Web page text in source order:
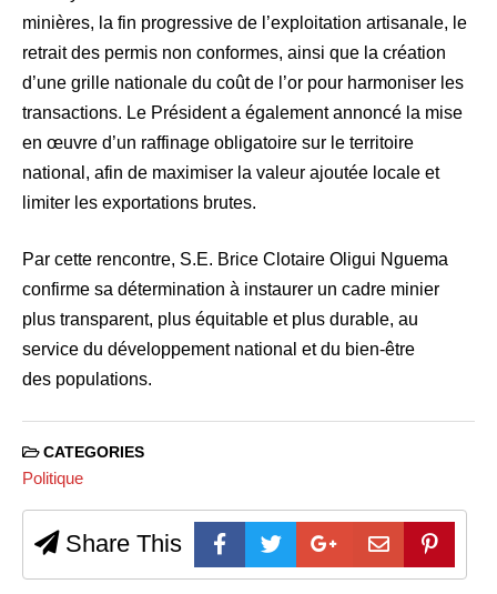
minières, la fin progressive de l’exploitation artisanale, le
retrait des permis non conformes, ainsi que la création
d’une grille nationale du coût de l’or pour harmoniser les
transactions. Le Président a également annoncé la mise
en œuvre d’un raffinage obligatoire sur le territoire
national, afin de maximiser la valeur ajoutée locale et
limiter les exportations brutes.
Par cette rencontre, S.E. Brice Clotaire Oligui Nguema
confirme sa détermination à instaurer un cadre minier
plus transparent, plus équitable et plus durable, au
service du développement national et du bien-être
des populations.
CATEGORIES
Politique
Share This